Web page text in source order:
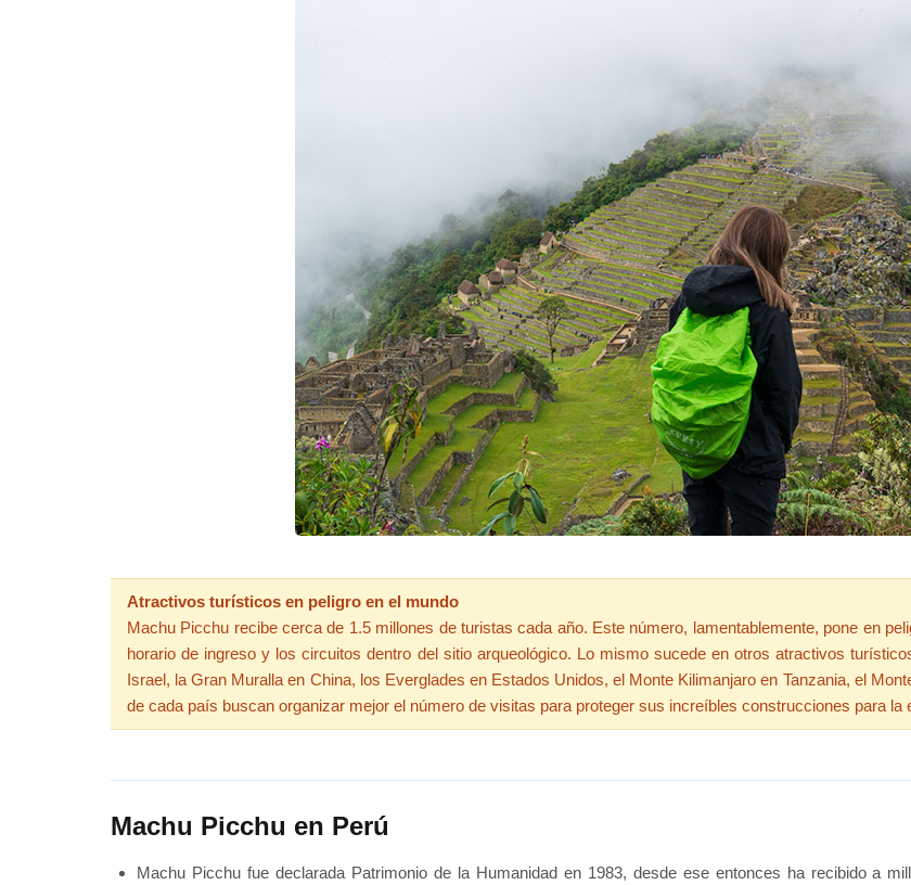
Atractivos turísticos en peligro en el mundo
Machu Picchu recibe cerca de 1.5 millones de turistas cada año. Este número, lamentablemente, pone en
horario de ingreso y los circuitos dentro del sitio arqueológico. Lo mismo sucede en otros atractivos
Israel, la Gran Muralla en China, los Everglades en Estados Unidos, el Monte Kilimanjaro en Tanzania, el
de cada país buscan organizar mejor el número de visitas para proteger sus increíbles construcciones para la
Machu Picchu en Perú
Machu Picchu fue declarada Patrimonio de la Humanidad en 1983, desde ese entonces ha recibido a